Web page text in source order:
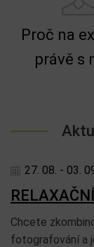
Proč na
právě s
27. 08. - 03.
Chcete
fotografování a